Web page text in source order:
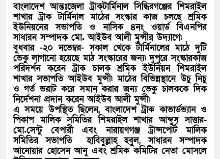
বাংলাদেশ আন্তঃজেলা ট্রাকটার্মিনাল সিদ্ধিরগঞ্জের শিমরাইল
শাখার ট্রাক টার্মিনাল মাঠের সংস্কার কাজ চলছে শ্রমিক
ইউনিয়নের সভাপতি ও নাসিক ৪নং ওয়ার্ড বিএনপির
সাধারন সম্পাদক মো. আইউব আলী মুন্সীর উদ্যাগে৷
বুধবার -২০ নভেম্বর- সকাল থেকে টার্মিনালের মাঠে দুটি
ভেকু লাগানো হয়েছে মাঠ সংস্কারের জন্য৷ দুপুরে সংস্কারকাজ
পরিদর্শন করেন ট্রাক চালক শ্রমিক ইউনিয়ন শিমরাইল
শাখার সভাপতি আইউব মুন্সী৷ মাঠের বিভিন্নস্থানে উচু নিচু
ও গর্ত ভরাট করে সমান করার জন্য ভেকু চালককে দিক
নির্দেশনা প্রদান করেন আইউব আলী মুন্সী৷
এ সময়ে উপস্থিত ছিলেন, বাংলাদেশ ট্রাক কাভার্ডভ্যান ও
পিকাপ মালিক সমিতির শিমরাইল শাখার আব্দুস সাত্তার-
মো.সেন্টু বেপারী এবং নারায়ণগঞ্জ ট্রান্সপোর্ট মালিক
সমিতির সভাপতি হাবিবুল্লাহ হবুুল, সাধারন সম্পাদক
আনোয়ার হোসেন আনু এবং শ্রমিক কমিটির নেতা মোসলে